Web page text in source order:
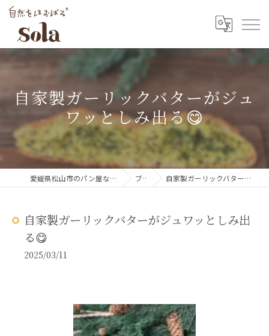
自家製ガーリックバターがジュ
ワッとしみ出る😋
愛媛県松山市のパン屋なら自然をほおばるsola ブログ 自家製ガーリックバターがジュワッとしみ出る😋
自家製ガーリックバターがジュワッとしみ出
る😋
2025/03/11